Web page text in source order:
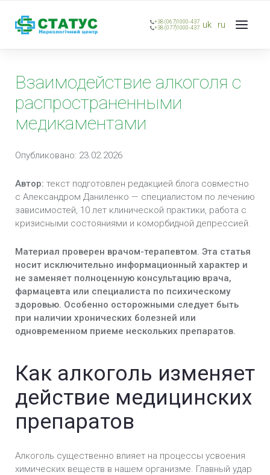
+38 (067)1000-437
+38 (077)1000-437 uk ru
Взаимодействие алкоголя с
распространенными
медикаментами
Опубликовано: 23.02.2026
Автор: текст подготовлен редакцией блога совместно
с Александром Даниленко — специалистом по лечению
зависимостей, 10 лет клинической практики, работа с
кризисными состояниями и коморбидной депрессией.
Материал проверен врачом-терапевтом. Эта статья
носит исключительно информационный характер и
не заменяет полноценную консультацию врача,
фармацевта или специалиста по психическому
здоровью. Особенно осторожными следует быть
при наличии хронических болезней или
одновременном приеме нескольких препаратов.
Как алкоголь изменяет
действие медицинских
препаратов
Алкоголь существенно влияет на процессы усвоения
химических веществ в нашем организме. Главный удар